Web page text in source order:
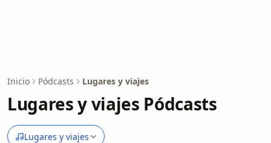
Inicio Pódcasts Lugares y viajes
Lugares y viajes Pódcasts
Lugares y viajes